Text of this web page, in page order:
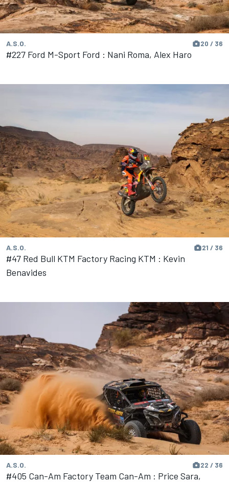
A.S.O. 20 / 36
#227 Ford M-Sport Ford : Nani Roma, Alex Haro
A.S.O. 21 / 36
#47 Red Bull KTM Factory Racing KTM : Kevin
Benavides
A.S.O. 22 / 36
#405 Can-Am Factory Team Can-Am : Price Sara,